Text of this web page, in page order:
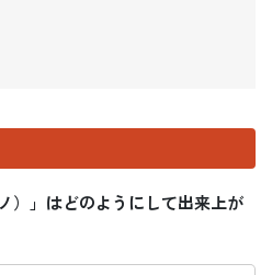
）」はどのようにして出来上が